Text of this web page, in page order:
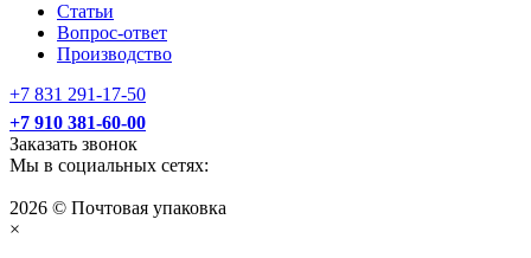
Статьи
Вопрос-ответ
Производство
+7 831 291-17-50
+7 910 381-60-00
Заказать звонок
Мы в социальных сетях:
2026 © Почтовая упаковка
×